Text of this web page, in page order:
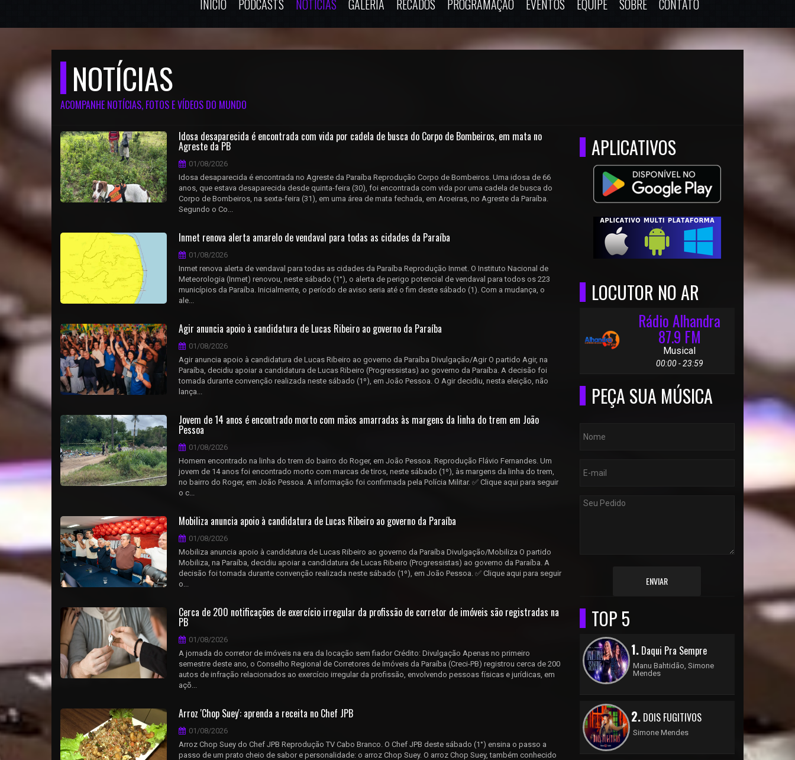
INÍCIO PODCASTS NOTÍCIAS GALERIA RECADOS PROGRAMAÇÃO EVENTOS EQUIPE SOBRE CONTATO
NOTÍCIAS
ACOMPANHE NOTÍCIAS, FOTOS E VÍDEOS DO MUNDO
Idosa desaparecida é encontrada com vida por cadela de busca do Corpo de Bombeiros, em mata no
Agreste da PB
01/08/2026
Idosa desaparecida é encontrada no Agreste da Paraíba Reprodução Corpo de Bombeiros. Uma idosa de 66
anos, que estava desaparecida desde quinta-feira (30), foi encontrada com vida por uma cadela de busca do
Corpo de Bombeiros, na sexta-feira (31), em uma área de mata fechada, em Aroeiras, no Agreste da Paraíba.
Segundo o Co...
Inmet renova alerta amarelo de vendaval para todas as cidades da Paraíba
01/08/2026
Inmet renova alerta de vendaval para todas as cidades da Paraíba Reprodução Inmet. O Instituto Nacional de
Meteorologia (Inmet) renovou, neste sábado (1°), o alerta de perigo potencial de vendaval para todos os 223
municípios da Paraíba. Inicialmente, o período de aviso seria até o fim deste sábado (1). Com a mudança, o
ale...
Agir anuncia apoio à candidatura de Lucas Ribeiro ao governo da Paraíba
01/08/2026
Agir anuncia apoio à candidatura de Lucas Ribeiro ao governo da Paraíba Divulgação/Agir O partido Agir, na
Paraíba, decidiu apoiar a candidatura de Lucas Ribeiro (Progressistas) ao governo da Paraíba. A decisão foi
tomada durante convenção realizada neste sábado (1º), em João Pessoa. O Agir decidiu, nesta eleição, não
lança...
Jovem de 14 anos é encontrado morto com mãos amarradas às margens da linha do trem em João
Pessoa
01/08/2026
Homem encontrado na linha do trem do bairro do Roger, em João Pessoa. Reprodução Flávio Fernandes. Um
jovem de 14 anos foi encontrado morto com marcas de tiros, neste sábado (1º), às margens da linha do trem,
no bairro do Roger, em João Pessoa. A informação foi confirmada pela Polícia Militar. ✅ Clique aqui para seguir
o c...
Mobiliza anuncia apoio à candidatura de Lucas Ribeiro ao governo da Paraíba
01/08/2026
Mobiliza anuncia apoio à candidatura de Lucas Ribeiro ao governo da Paraíba Divulgação/Mobiliza O partido
Mobiliza, na Paraíba, decidiu apoiar a candidatura de Lucas Ribeiro (Progressistas) ao governo da Paraíba. A
decisão foi tomada durante convenção realizada neste sábado (1º), em João Pessoa. ✅ Clique aqui para seguir
o...
Cerca de 200 notificações de exercício irregular da profissão de corretor de imóveis são registradas na
PB
01/08/2026
A jornada do corretor de imóveis na era da locação sem fiador Crédito: Divulgação Apenas no primeiro
semestre deste ano, o Conselho Regional de Corretores de Imóveis da Paraíba (Creci-PB) registrou cerca de 200
autos de infração relacionados ao exercício irregular da profissão, envolvendo pessoas físicas e jurídicas, em
açõ...
Arroz 'Chop Suey': aprenda a receita no Chef JPB
01/08/2026
Arroz Chop Suey do Chef JPB Reprodução TV Cabo Branco. O Chef JPB deste sábado (1°) ensina o passo a
passo de um prato cheio de sabor e personalidade: o arroz Chop Suey. O arroz Chop Suey, também conhecido
APLICATIVOS
LOCUTOR NO AR
Rádio Alhandra
87.9 FM
Musical
00:00 - 23:59
PEÇA SUA MÚSICA
ENVIAR
TOP 5
1.Daqui Pra Sempre
Manu Bahtidão, Simone
Mendes
2.DOIS FUGITIVOS
Simone Mendes